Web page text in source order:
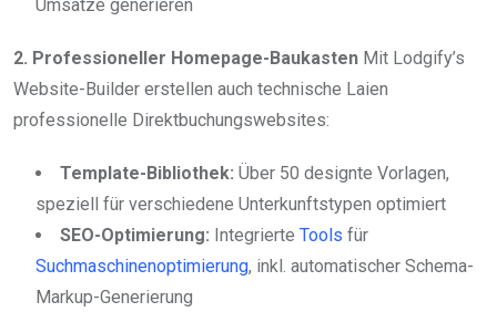
Umsätze generieren
2. Professioneller Homepage-Baukasten Mit Lodgify’s
Website-Builder erstellen auch technische Laien
professionelle Direktbuchungswebsites:
Template-Bibliothek: Über 50 designte Vorlagen,
speziell für verschiedene Unterkunftstypen optimiert
SEO-Optimierung: Integrierte Tools für
Suchmaschinenoptimierung, inkl. automatischer Schema-
Markup-Generierung